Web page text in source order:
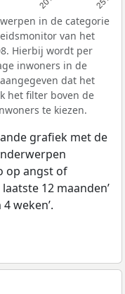
in de categorie
van het
Hierbij wordt per
inwoners in de
dat het
het filter boven de
te kiezen.
grafiek met de
op angst of
12 maanden’
weken’.